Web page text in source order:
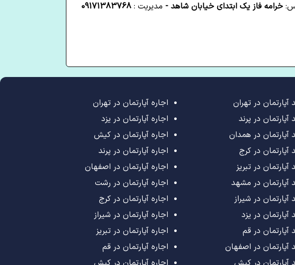
خرامه فاز یک ابتدای خیابان شاهد - مدیریت : 09171383768
آپارتمان در تهران
آپارتمان در پرند
آپارتمان در همدان
آپارتمان در کرج
آپارتمان در تبریز
آپارتمان در مشهد
آپارتمان در شیراز
آپارتمان در یزد
آپارتمان در قم
آپارتمان در اصفهان
اجاره آپارتمان در تهران
اجاره آپارتمان در یزد
اجاره آپارتمان در کیش
اجاره آپارتمان در پرند
اجاره آپارتمان در اصفهان
اجاره آپارتمان در رشت
اجاره آپارتمان در کرج
اجاره آپارتمان در شیراز
اجاره آپارتمان در تبریز
اجاره آپارتمان در قم